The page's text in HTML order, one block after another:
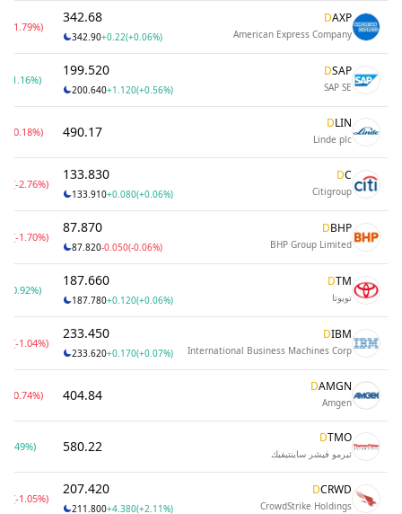
AXP
D
American Express Company
342.68
342.90+0.22(+0.06%)
(-1.79%)
SAP
D
SAP SE
199.520
200.640+1.120(+0.56%)
(1.16%)
LIN
D
Linde plc
490.17
(-0.18%)
C
D
Citigroup
133.830
133.910+0.080(+0.06%)
(-2.76%)
BHP
D
BHP Group Limited
87.870
87.820-0.050(-0.06%)
(-1.70%)
TM
D
تويوتا
187.660
187.780+0.120(+0.06%)
(0.92%)
IBM
D
International Business Machines Corp
233.450
233.620+0.170(+0.07%)
(-1.04%)
AMGN
D
Amgen
404.84
(-0.74%)
TMO
D
ثيرمو فيشر ساينتيفيك 580.22
(0.49%)
CRWD
D
CrowdStrike Holdings
207.420
211.800+4.380(+2.11%)
(-1.05%)